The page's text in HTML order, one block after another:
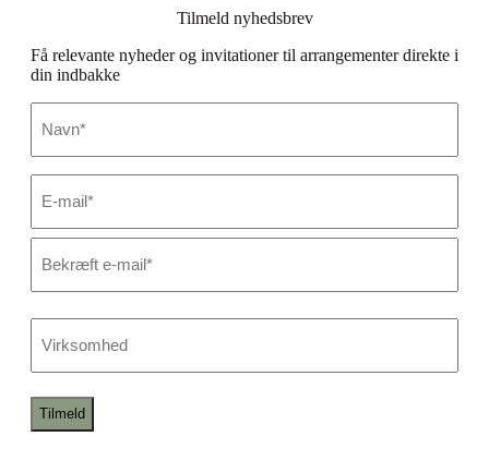
Tilmeld nyhedsbrev
Få relevante nyheder og invitationer til arrangementer direkte i
din indbakke
mail
Skriv
e-
mail